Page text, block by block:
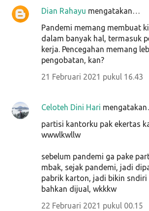
Dian Rahayu mengatakan…
Pandemi memang membuat
dalam banyak hal, termasuk
kerja. Pencegahan memang
pengobatan, kan?
21 Februari 2021 pukul 16.43
Celoteh Dini Hari
partisi kantorku pak ekertas
wwwlkwllw
sebelum pandemi ga pake
mbak, sejak pandemi, jadi
pabrik karton, jadi bikin sndiri
bahkan dijual, wkkkw
22 Februari 2021 pukul 00.15